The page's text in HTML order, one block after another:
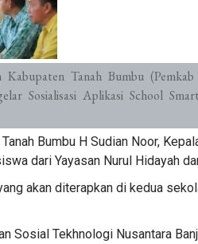
Tanah Bumbu
Sosialisasi Aplikasi School
Bumbu H Sudian Noor,
dari Yayasan Nurul Hidayah
akan diterapkan di kedua
Sosial Tekhnologi Nusantara